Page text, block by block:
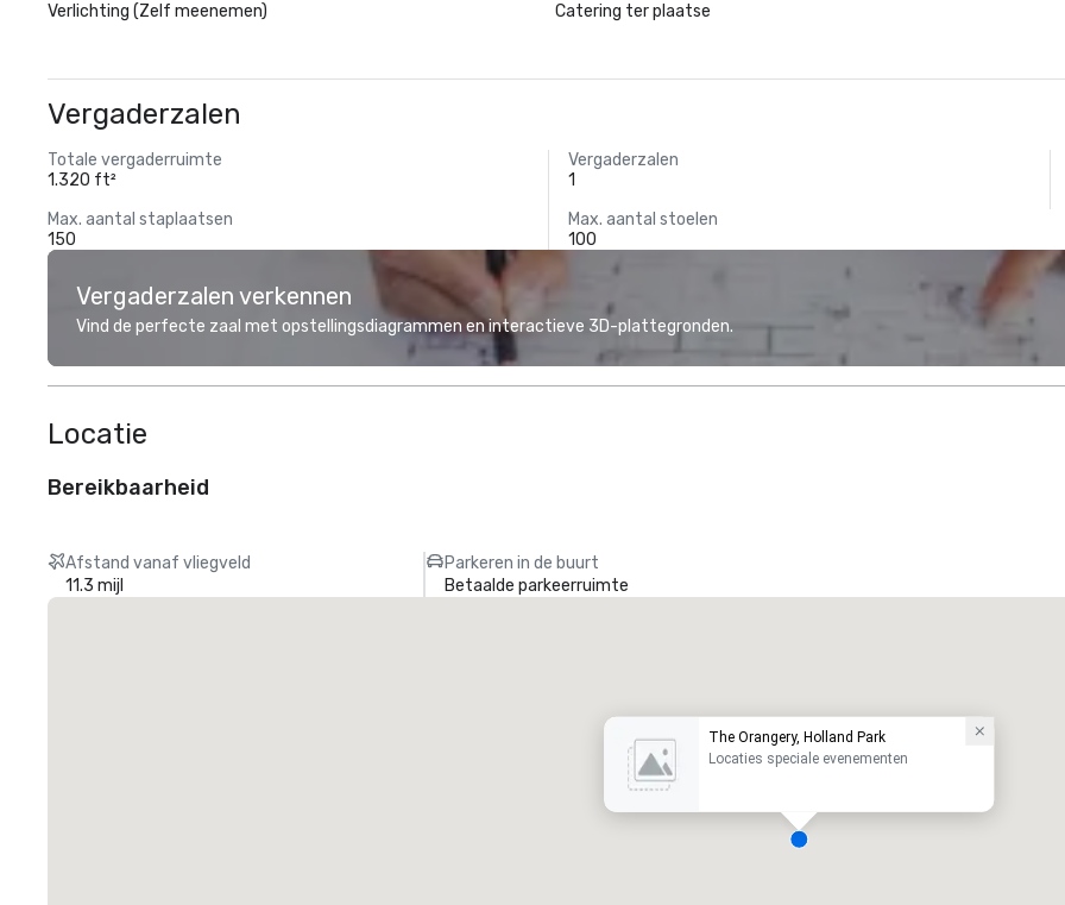
Verlichting (Zelf meenemen)
Catering ter plaatse
Vergaderzalen
Totale vergaderruimte
1.320 ft²
Vergaderzalen
1
Max. aantal staplaatsen
150
Max. aantal stoelen
100
Vergaderzalen verkennen
Vind de perfecte zaal met opstellingsdiagrammen en interactieve 3D-plattegronden.
Locatie
Bereikbaarheid
Afstand vanaf vliegveld
11.3 mijl
Parkeren in de buurt
Betaalde parkeerruimte
The Orangery, Holland Park
Locaties speciale evenementen